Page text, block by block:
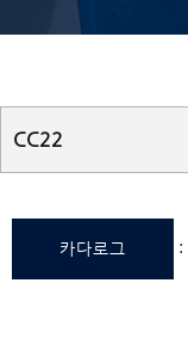
CC22
카다로그 :